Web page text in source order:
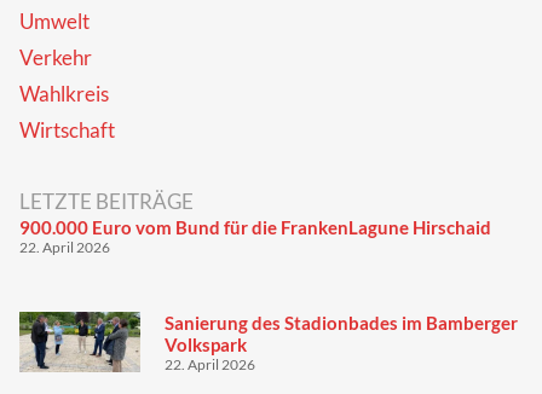
Umwelt
Verkehr
Wahlkreis
Wirtschaft
LETZTE BEITRÄGE
900.000 Euro vom Bund für die FrankenLagune Hirschaid
22. April 2026
Sanierung des Stadionbades im Bamberger
Volkspark
22. April 2026